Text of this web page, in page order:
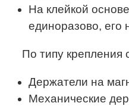
На клейкой
единоразово, его
По типу
Держатели на
Механические